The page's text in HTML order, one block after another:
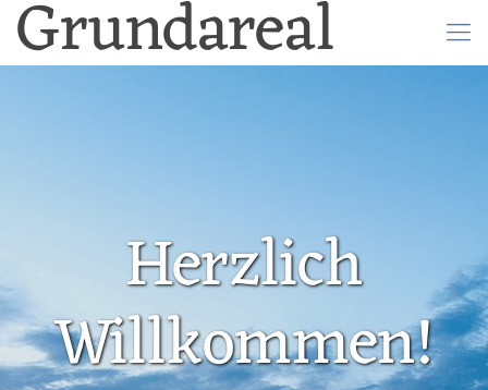
Grundareal
Herzlich
Willkommen!